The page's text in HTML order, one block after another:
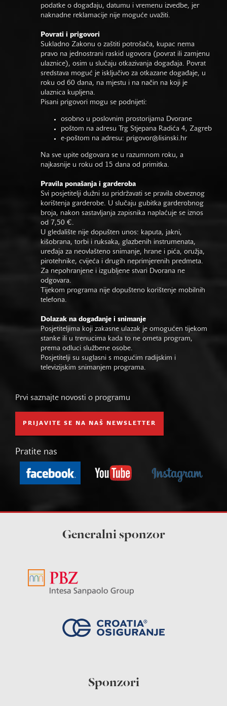
podatke o događaju, datumu i vremenu izvedbe, jer
naknadne reklamacije nije moguće uvažiti.
Povrati i prigovori
Sukladno Zakonu o zaštiti potrošača, kupac nema
pravo na jednostrani raskid ugovora (povrat ili zamjenu
ulaznice), osim u slučaju otkazivanja događaja. Povrat
sredstava moguć je isključivo za otkazane događaje, u
roku od 60 dana, na mjestu i na način na koji je
ulaznica kupljena.
Pisani prigovori mogu se podnijeti:
osobno u poslovnim prostorijama Dvorane
poštom na adresu Trg Stjepana Radića 4, Zagreb
e-poštom na adresu: prigovor@lisinski.hr
Na sve upite odgovara se u razumnom roku, a
najkasnije u roku od 15 dana od primitka.
Pravila ponašanja i garderoba
Svi posjetitelji dužni su pridržavati se pravila obveznog
korištenja garderobe. U slučaju gubitka garderobnog
broja, nakon sastavljanja zapisnika naplaćuje se iznos
od 7,50 €.
U gledalište nije dopušten unos: kaputa, jakni,
kišobrana, torbi i ruksaka, glazbenih instrumenata,
uređaja za neovlašteno snimanje, hrane i pića, oružja,
pirotehnike, cvijeća i drugih neprimjerenih predmeta.
Za nepohranjene i izgubljene stvari Dvorana ne
odgovara.
Tijekom programa nije dopušteno korištenje mobilnih
telefona.
Dolazak na događanje i snimanje
Posjetiteljima koji zakasne ulazak je omogućen tijekom
stanke ili u trenucima kada to ne ometa program,
prema odluci službene osobe.
Posjetitelji su suglasni s mogućim radijskim i
televizijskim snimanjem programa.
Prvi saznajte novosti o programu
PRIJAVITE SE NA NAŠ NEWSLETTER
Pratite nas
Generalni sponzor
Sponzori